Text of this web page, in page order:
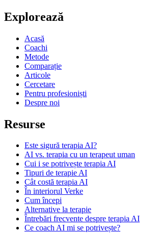
Explorează
Acasă
Coachi
Metode
Comparație
Articole
Cercetare
Pentru profesioniști
Despre noi
Resurse
Este sigură terapia AI?
AI vs. terapia cu un terapeut uman
Cui i se potrivește terapia AI
Tipuri de terapie AI
Cât costă terapia AI
În interiorul Verke
Cum începi
Alternative la terapie
Întrebări frecvente despre terapia AI
Ce coach AI mi se potrivește?